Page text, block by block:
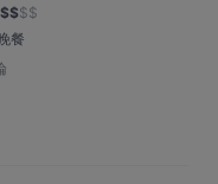
$$$$
餐